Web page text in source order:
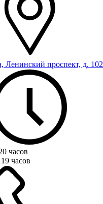
Ленинский проспект, д. 102
часов
часов